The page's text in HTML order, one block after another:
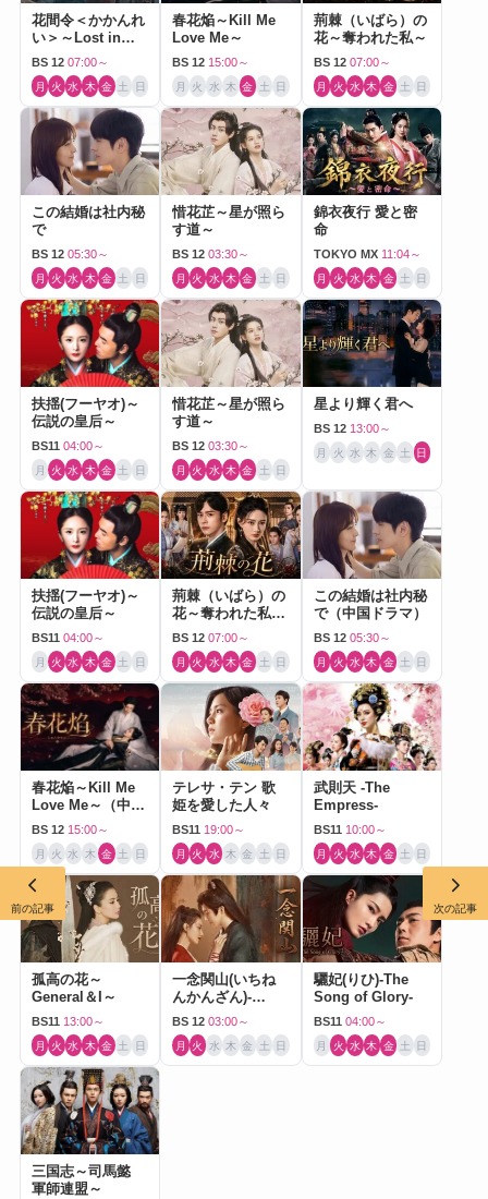
花間令＜かかんれ
い＞～Lost in
Love～
BS 12 07:00～
月 火 水 木 金 土 日
春花焔～Kill Me
Love Me～
BS 12 15:00～
月 火 水 木 金 土 日
荊棘（いばら）の
花～奪われた私～
BS 12 07:00～
月 火 水 木 金 土 日
この結婚は社内秘
で
BS 12 05:30～
月 火 水 木 金 土 日
惜花芷～星が照ら
す道～
BS 12 03:30～
月 火 水 木 金 土 日
錦衣夜行 愛と密
命
TOKYO MX 11:04～
月 火 水 木 金 土 日
扶揺(フーヤオ)～
伝説の皇后～
BS11 04:00～
月 火 水 木 金 土 日
惜花芷～星が照ら
す道～
BS 12 03:30～
月 火 水 木 金 土 日
星より輝く君へ
BS 12 13:00～
月 火 水 木 金 土 日
扶揺(フーヤオ)～
伝説の皇后～
BS11 04:00～
月 火 水 木 金 土 日
荊棘（いばら）の
花～奪われた私～
（中国ドラマ）
BS 12 07:00～
月 火 水 木 金 土 日
この結婚は社内秘
で（中国ドラマ）
BS 12 05:30～
月 火 水 木 金 土 日
春花焔～Kill Me
Love Me～（中国
ドラマ）
BS 12 15:00～
月 火 水 木 金 土 日
テレサ・テン 歌
姫を愛した人々
BS11 19:00～
月 火 水 木 金 土 日
武則天 -The
Empress-
BS11 10:00～
月 火 水 木 金 土 日
孤高の花～
General＆I～
BS11 13:00～
月 火 水 木 金 土 日
一念関山(いちね
んかんざん)-
Journey to Love-
BS 12 03:00～
月 火 水 木 金 土 日
驪妃(りひ)-The
Song of Glory-
BS11 04:00～
月 火 水 木 金 土 日
三国志～司馬懿
軍師連盟～
前の記事 次の記事